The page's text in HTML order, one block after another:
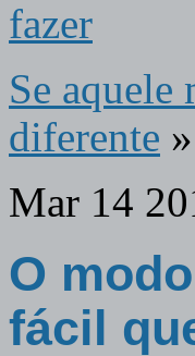
fazer
Se
diferente »
Mar 14
O
fácil